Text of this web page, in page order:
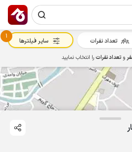
تعداد نفرات
1
سایر فیلترها
و تعداد نفراترا انتخاب نمایید